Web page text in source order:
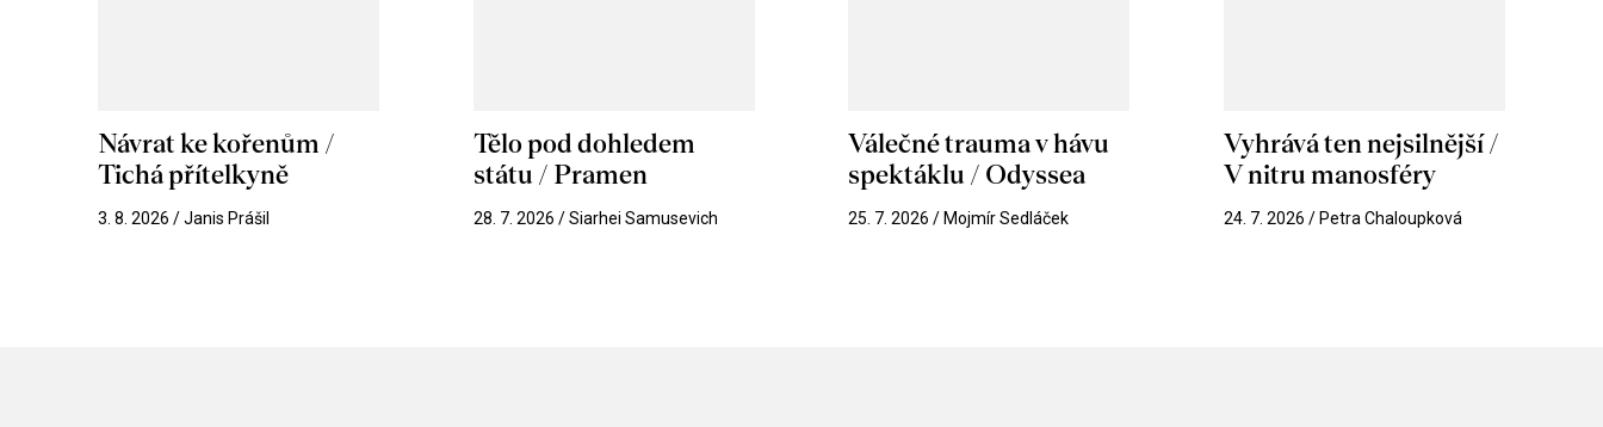
Návrat ke kořenům /
Tichá přítelkyně
3. 8. 2026 / Janis Prášil
Tělo pod dohledem
státu / Pramen
28. 7. 2026 / Siarhei Samusevich
Válečné trauma v hávu
spektáklu / Odyssea
25. 7. 2026 / Mojmír Sedláček
Vyhrává ten nejsilnější /
V nitru manosféry
24. 7. 2026 / Petra Chaloupková